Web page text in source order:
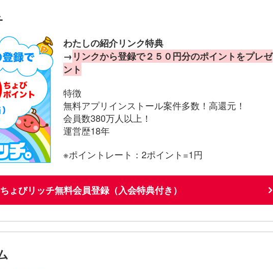
わたしの紹介リンク特典
→ リンクから登録で２５０円分のポイントをプレゼ
ント
特徴
無料アプリインストール案件多数！高還元！
会員数380万人以上！
運営歴18年
※ポイントレート：2ポイント=1円
ちょびリッチ無料会員登録（入会特典付き）